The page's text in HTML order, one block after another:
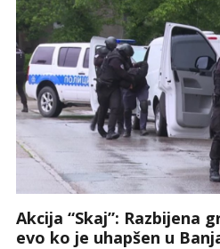
Akcija “Skaj”: Razbijena
evo ko je uhapšen u